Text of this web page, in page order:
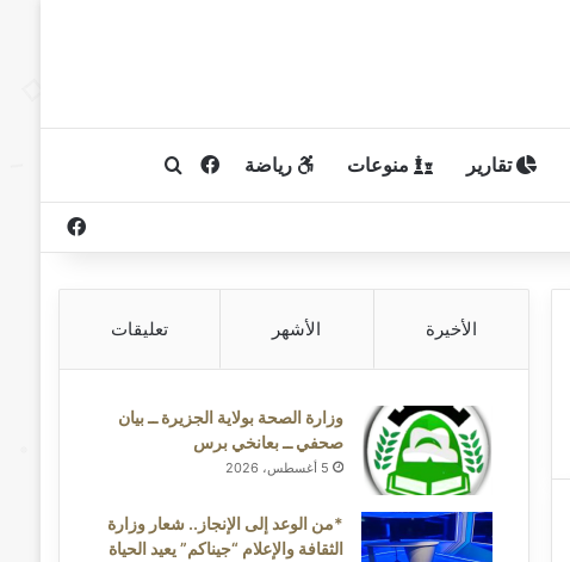
تقارير منوعات رياضة فيسبوكبحث عن
الأخيرة الأشهر تعليقات
وزارة الصحة بولاية الجزيرة ــ بيان
صحفي ــ بعانخي برس
5 أغسطس، 2026
*من الوعد إلى الإنجاز.. شعار وزارة
الثقافة والإعلام “جيناكم” يعيد الحياة